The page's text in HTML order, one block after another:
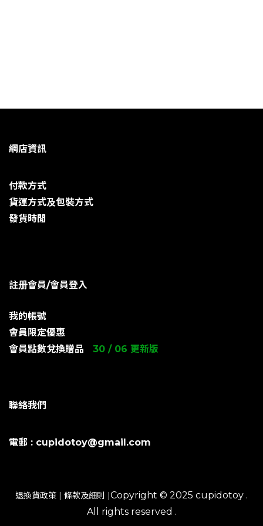
網店資訊
付款方式
貨運方式及包裝方式
發貨時閒
註册會員/會員登入
我的帳號
會員限定優惠
會員點數兌換贈品
30 / 06 更新版
聯絡我們
電郵 : cupidotoy@gmail.com
退換貨政策 | 條款及細則 |Copyright © 2025 cupidotoy .
All rights reserved .